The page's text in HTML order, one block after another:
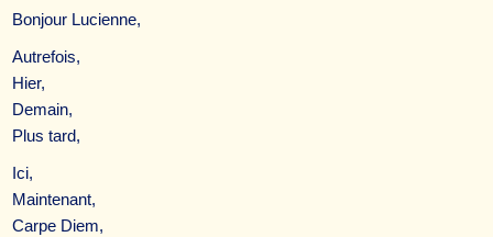
Bonjour Lucienne,
Autrefois,
Hier,
Demain,
Plus tard,
Ici,
Maintenant,
Carpe Diem,